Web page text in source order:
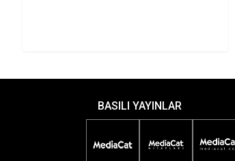
BASILI YAYINLAR